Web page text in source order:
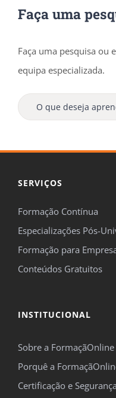
Faça uma
Faça uma pesquisa ou
equipa especializada.
SERVIÇOS
Formação Contínua
Especializações Pós-
Formação para
Conteúdos Gratuitos
INSTITUCIONAL
Sobre a FormaçãOnline
Porquê a
Certificação e Segurança